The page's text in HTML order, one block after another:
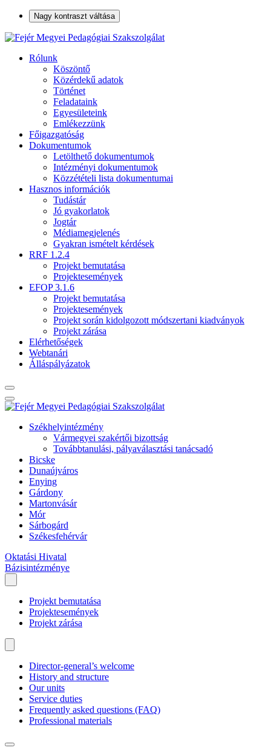
Nagy kontraszt váltása
Rólunk
Köszöntő
Közérdekű adatok
Történet
Feladataink
Egyesületeink
Emlékezzünk
Főigazgatóság
Dokumentumok
Letölthető dokumentumok
Intézményi dokumentumok
Közzétételi lista dokumentumai
Hasznos információk
Tudástár
Jó gyakorlatok
Jogtár
Médiamegjelenés
Gyakran ismételt kérdések
RRF 1.2.4
Projekt bemutatása
Projektesemények
EFOP 3.1.6
Projekt bemutatása
Projektesemények
Projekt során kidolgozott módszertani kiadványok
Projekt zárása
Elérhetőségek
Webtanári
Álláspályázatok
Székhelyintézmény
Vármegyei szakértői bizottság
Továbbtanulási, pályaválasztási tanácsadó
Bicske
Dunaújváros
Enying
Gárdony
Martonvásár
Mór
Sárbogárd
Székesfehérvár
Oktatási Hivatal
Bázisintézménye
Projekt bemutatása
Projektesemények
Projekt zárása
Director-general’s welcome
History and structure
Our units
Service duties
Frequently asked questions (FAQ)
Professional materials